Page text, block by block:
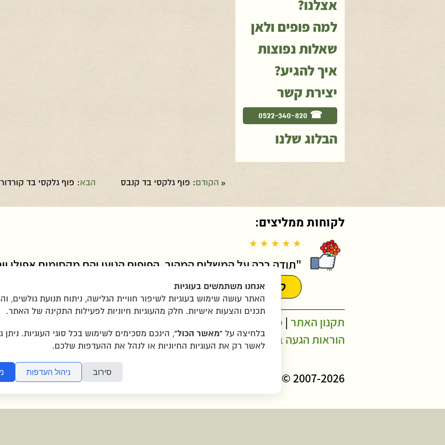
אצלנו?
למה פופים ולאן
שאלות נפוצות
איך להגיע?
יצירת קשר
☎ 0522-340-820
הבלוג שלנו
« הקודם: פוף גלקסי בד קנבס הבא: פוף גלקסי בד
לקוחות ממליצים:
★ ★ ★ ★ ★
"תודה רבה על המשלוח המהיר, הפופים הגיעו והם מקסימים אפילו
קראו עוד המלצות
תקנון האתר | מדיניות פרטיות
הוראות הגעה ב-WAZE
2007-2026 © כל הזכויות שמורות לגרין בננה בע"מ | איזור תעשייה שילת ליד
אנחנו משתמשים בעוגיות
האתר עושה שימוש בעוגיות לשיפור חוויית הגלישה, ניתוח תנועת גולשים,
תכנים והצעות אישיות. חלק מהעוגיות חיוניות לפעילות התקינה של האתר.
בלחיצה על “מאשר הכול”, הינכם מסכימים לשימוש בכל סוגי העוגיות. ניתן
לאשר רק את העוגיות החיוניות או לנהל את ההעדפות שלכם.
סירוב ניהול העדפות